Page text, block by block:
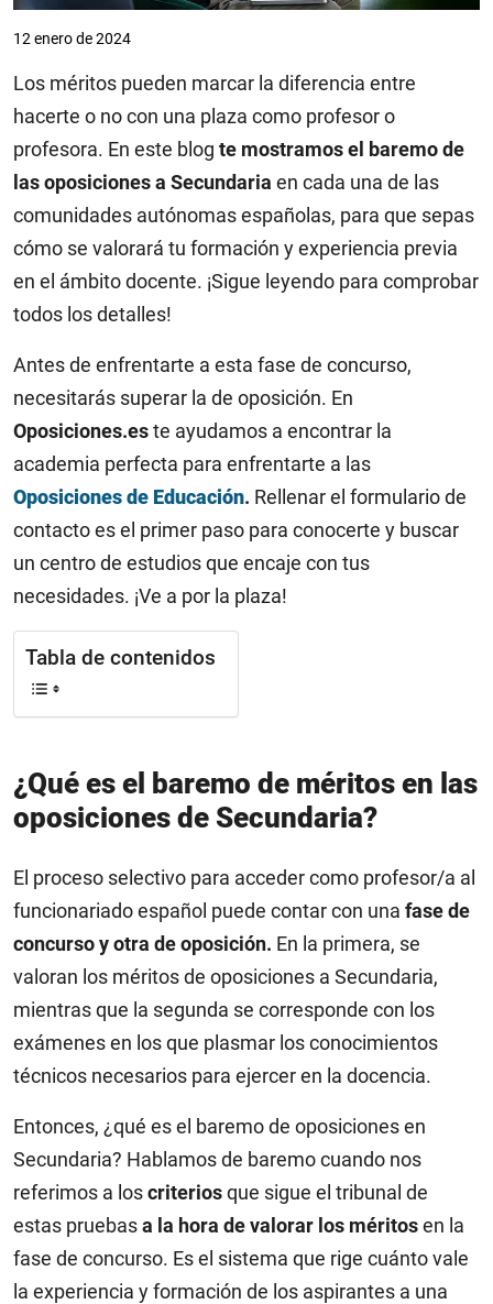
12 enero de 2024
Los méritos pueden marcar la diferencia entre
hacerte o no con una plaza como profesor o
profesora. En este blog te mostramos el baremo de
las oposiciones a Secundaria en cada una de las
comunidades autónomas españolas, para que sepas
cómo se valorará tu formación y experiencia previa
en el ámbito docente. ¡Sigue leyendo para comprobar
todos los detalles!
Antes de enfrentarte a esta fase de concurso,
necesitarás superar la de oposición. En
Oposiciones.este ayudamos a encontrar la
academia perfecta para enfrentarte a las
Oposiciones de Educación. Rellenar el formulario de
contacto es el primer paso para conocerte y buscar
un centro de estudios que encaje con tus
necesidades. ¡Ve a por la plaza!
Tabla de contenidos
¿Qué es el baremo de méritos en las
oposiciones de Secundaria?
El proceso selectivo para acceder como profesor/a al
funcionariado español puede contar con una fase de
concurso y otra de oposición. En la primera, se
valoran los méritos de oposiciones a Secundaria,
mientras que la segunda se corresponde con los
exámenes en los que plasmar los conocimientos
técnicos necesarios para ejercer en la docencia.
Entonces, ¿qué es el baremo de oposiciones en
Secundaria? Hablamos de baremo cuando nos
referimos a loscriteriosque sigue el tribunal de
estas pruebasa la hora de valorar los méritosen la
fase de concurso. Es el sistema que rige cuánto vale
la experiencia y formación de los aspirantes a una